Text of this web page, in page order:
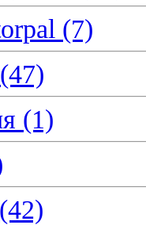
(7)
(1)